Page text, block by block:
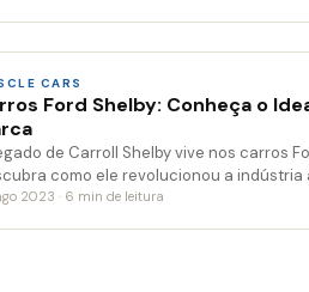
CARS
Ford Shelby: Conheça o
de Carroll Shelby vive nos carros
como ele revolucionou a
2023 · 6 min de leitura